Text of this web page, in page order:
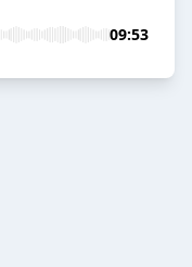
09:53